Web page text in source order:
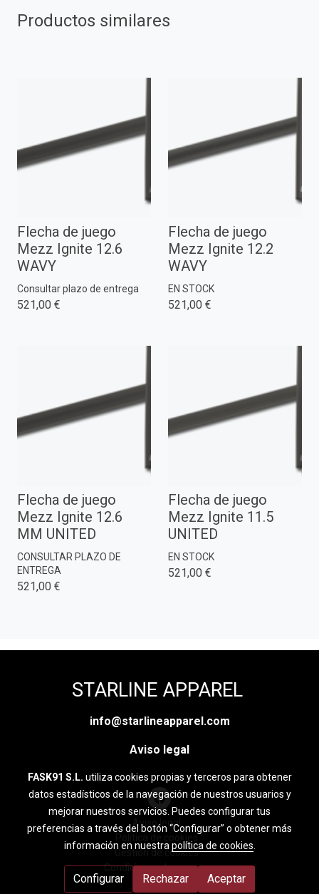
Productos similares
Flecha de juego
Mezz Ignite 12.6
WAVY
Consultar plazo de entrega
521,00 €
Flecha de juego
Mezz Ignite 12.2
WAVY
EN STOCK
521,00 €
Flecha de juego
Mezz Ignite 12.6
MM UNITED
CONSULTAR PLAZO DE
ENTREGA
521,00 €
Flecha de juego
Mezz Ignite 11.5
UNITED
EN STOCK
521,00 €
STARLINE APPAREL
info@starlineapparel.com
Aviso legal
Aviso legal
Política de cookies
Gestión de cookies
Condiciones de compra
FASK91 S.L. utiliza cookies propias y terceros para obtener
datos estadísticos de la navegación de nuestros usuarios y
mejorar nuestros servicios. Puedes configurar tus
preferencias a través del botón “Configurar” o obtener más
información en nuestra política de cookies
Configurar Rechazar Aceptar